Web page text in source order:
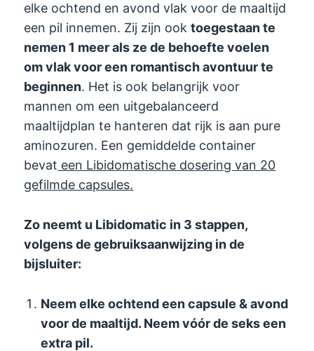
elke ochtend en avond vlak voor de maaltijd
een pil innemen. Zij zijn ooktoegestaan ​​te
nemen 1 meer als ze de behoefte voelen
om vlak voor een romantisch avontuur te
beginnen. Het is ook belangrijk voor
mannen om een ​​uitgebalanceerd
maaltijdplan te hanteren dat rijk is aan pure
aminozuren. Een gemiddelde container
bevat een Libidomatische dosering van 20
gefilmde capsules.
Zo neemt u Libidomatic in 3 stappen,
volgens de gebruiksaanwijzing in de
bijsluiter:
Neem elke ochtend een capsule & avond
voor de maaltijd. Neem vóór de seks een
extra pil.